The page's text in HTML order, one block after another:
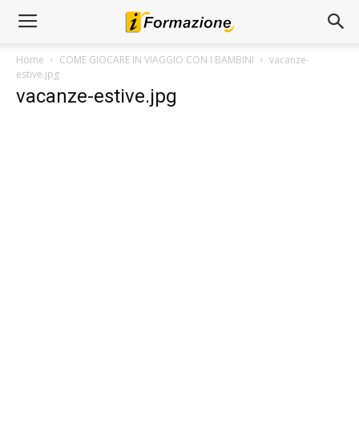
Home COME GIOCARE IN VIAGGIO CON I BAMBINI
vacanze-
estive.jpg
vacanze-estive.jpg